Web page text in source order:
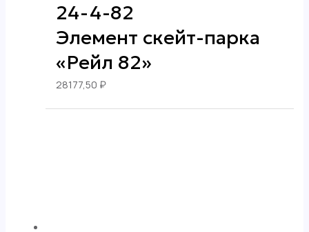
24-4-82
Элемент скейт-парка
«Рейл 82»
28177,50 ₽